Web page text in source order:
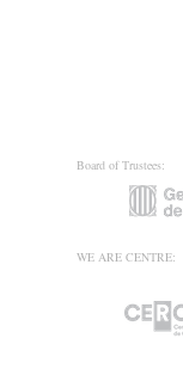
Board of Trustees:
WE ARE CENTRE: